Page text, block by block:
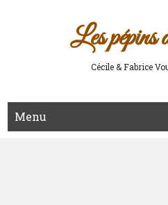
Les
Cécile & Fabrice
Menu